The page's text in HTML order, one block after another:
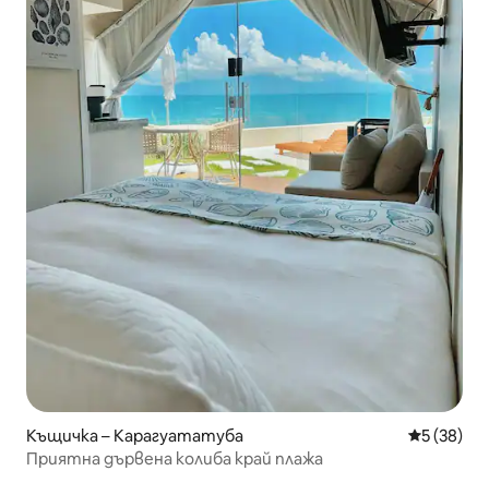
Къщичка – Карагуататуба Средна
5 (38)
Приятна дървена колиба край плажа